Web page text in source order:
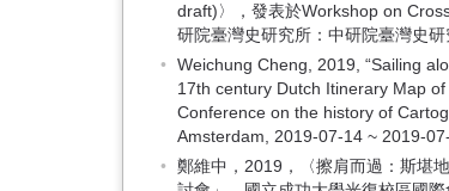
draft)〉，發表於Workshop on
研院臺灣史研究所：中研院臺灣史
Weichung Cheng, 2019, “Sailing
17th century Dutch Itinerary Map
Conference on the history of
Amsterdam, 2019-07-14 ~ 2019-
鄭維中，2019，〈擦肩而過：斯堪